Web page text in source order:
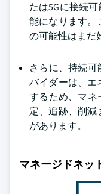
たは5Gに接続
能になります。
の可能性はまだ
さらに、持続可
バイダーは、エ
するため、マネ
定、追跡、削
があります。
マネージドネッ